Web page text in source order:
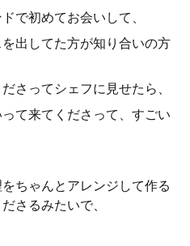
で初めてお会いして、
出してた方が知り合いの方
さってシェフに見せたら、
て来てくださって、すごい
ちゃんとアレンジして作る
さるみたいで、